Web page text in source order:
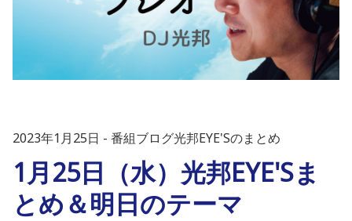
2023年1月25日 番組ブログ光邦EYE'Sのまとめ
1月25日（水）光邦EYE'Sま
とめ＆明日のテーマ